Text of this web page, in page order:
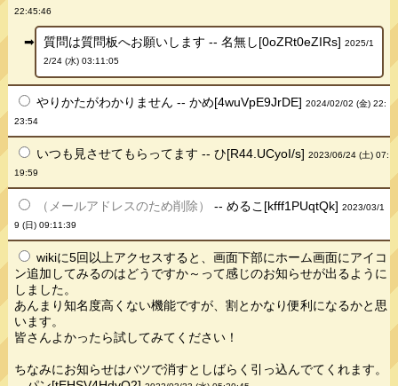
22:45:46
質問は質問板へお願いします -- 名無し[0oZRt0eZIRs] 2025/1
2/24 (水) 03:11:05
やりかたがわかりません -- かめ[4wuVpE9JrDE]2024/02/02 (金) 22:
23:54
いつも見させてもらってます -- ひ[R44.UCyoI/s]2023/06/24 (土) 07:
19:59
（メールアドレスのため削除） -- めるこ[kfff1PUqtQk]2023/03/1
9 (日) 09:11:39
wikiに5回以上アクセスすると、画面下部にホーム画面にアイコ
ン追加してみるのはどうですか～って感じのお知らせが出るように
しました。
あんまり知名度高くない機能ですが、割とかなり便利になるかと思
います。
皆さんよかったら試してみてください！
ちなみにお知らせはバツで消すとしばらく引っ込んでてくれます。